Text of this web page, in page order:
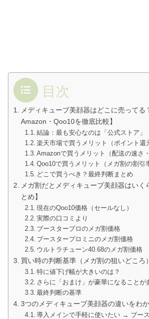
目次
メディキューブ美顔器はどこに売ってる
Amazon・Qoo10を徹底比較】
結論：最も安心なのは「公式ストア」
楽天市場で買うメリット（ポイント還
Amazonで買うメリット（配送の速さ
Qoo10で買うメリット（メガ割の割引
どこで買うべき？最終判断まとめ
メガ割だとメディキューブ美顔器はいく
とめ】
現在のQoo10価格（セールなし）
実際の口コミより
ブースタープロのメガ割価格
ブースタープロミニのメガ割価格
ウルトラチューン40.68のメガ割価格
買い時の判断基準（メガ割の狙いどころ）
特に値下げ幅が大きいのは？
さらに「おまけ」が豪華になることが
最終判断の基準
3つのメディキューブ美顔器の違いをわ
導入メインで手軽に使いたい → ブー